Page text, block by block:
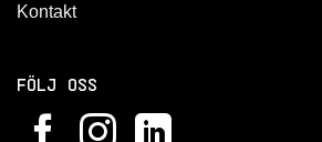
Kontakt
FÖLJ OSS